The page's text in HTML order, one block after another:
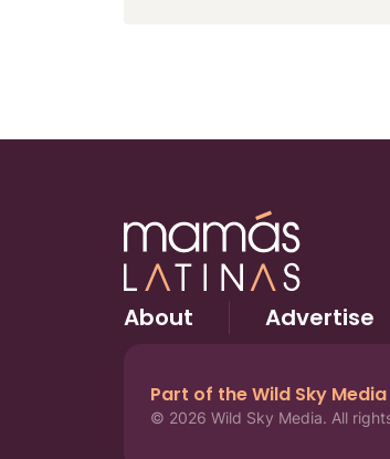
About Advertise
Part of the Wild Sky
© 2026 Wild Sky Media. All